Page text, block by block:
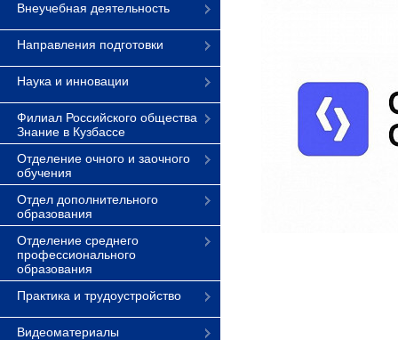
Внеучебная деятельность
Направления подготовки
Наука и инновации
Филиал Российского общества
Знание в Кузбассе
Отделение очного и заочного
обучения
Отдел дополнительного
образования
Отделение среднего
профессионального
образования
Практика и трудоустройство
Видеоматериалы